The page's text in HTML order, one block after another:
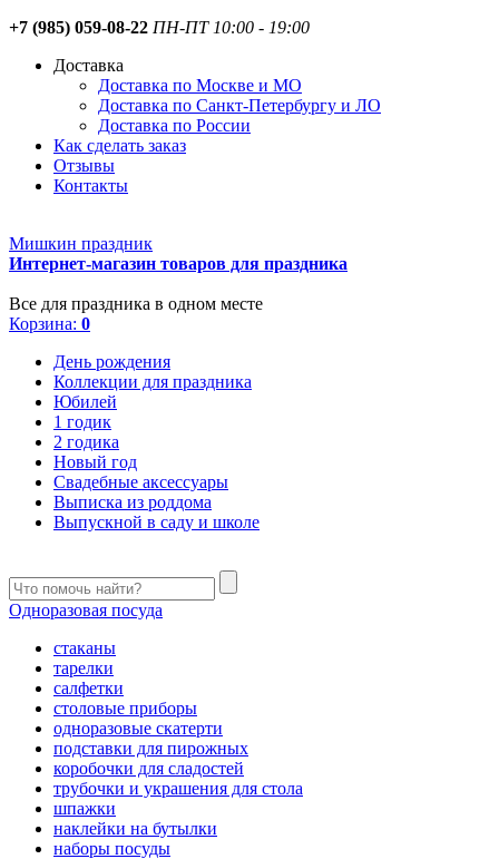
+7 (985) 059-08-22 ПН-ПТ 10:00 - 19:00
Доставка
Доставка по Москве и МО
Доставка по Санкт-Петербургу и ЛО
Доставка по России
Как сделать заказ
Отзывы
Контакты
Мишкин праздник
Интернет-магазин товаров для праздника
Все для праздника в одном месте
Корзина: 0
День рождения
Коллекции для праздника
Юбилей
1 годик
2 годика
Новый год
Свадебные аксессуары
Выписка из роддома
Выпускной в саду и школе
Одноразовая посуда
стаканы
тарелки
салфетки
столовые приборы
одноразовые скатерти
подставки для пирожных
коробочки для сладостей
трубочки и украшения для стола
шпажки
наклейки на бутылки
наборы посуды